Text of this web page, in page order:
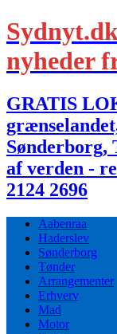
nyheder
GRATIS
Sønderborg,
af verden -
2124 2696
Aabenraa
Haderslev
Sønderborg
Tønder
Arrangementer
Erhverv
Mad
Motor